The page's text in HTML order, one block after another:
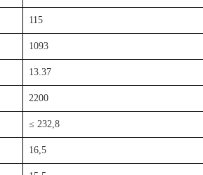
115
1093
13.37
2200
≤ 232,8
16,5